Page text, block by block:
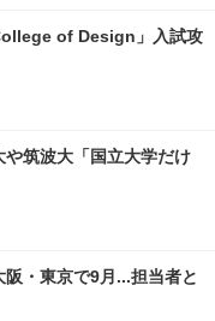
of Design」入試攻
や筑波大「国立大学だけ
・東京で9月...担当者と